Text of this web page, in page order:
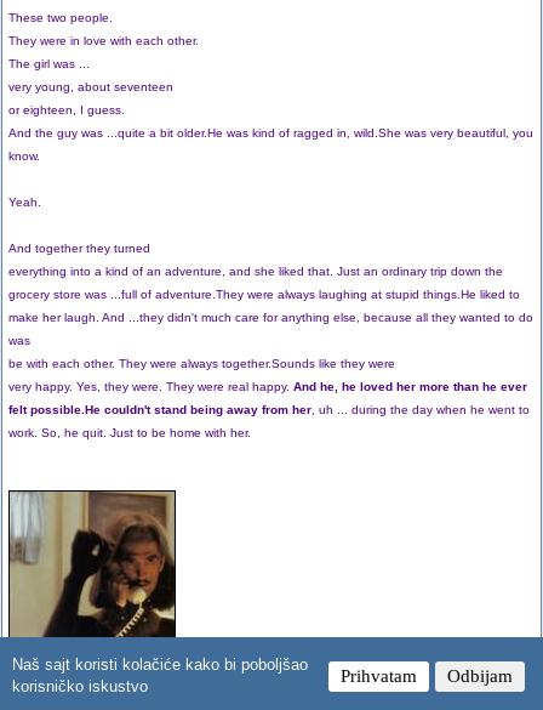
Naš sajt koristi kolačiće kako bi poboljšao
korisničko iskustvo
Prihvatam Odbijam
These two people.
They were in love with each other.
The girl was ...
very young, about seventeen
or eighteen, I guess.
And the guy was ...quite a bit older.He was kind of ragged in, wild.She was very beautiful, you
know.
Yeah.
And together they turned
everything into a kind of an adventure, and she liked that. Just an ordinary trip down the
grocery store was ...full of adventure.They were always laughing at stupid things.He liked to
make her laugh. And ...they didn't much care for anything else, because all they wanted to do
was
be with each other. They were always together.Sounds like they were
very happy. Yes, they were. They were real happy. And he, he loved her more than he ever
felt possible.He couldn't stand being away from her , uh ... during the day when he went to
work. So, he quit. Just to be home with her.